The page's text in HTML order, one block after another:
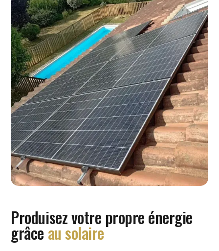
Produisez votre propre énergie
grâce au solaire